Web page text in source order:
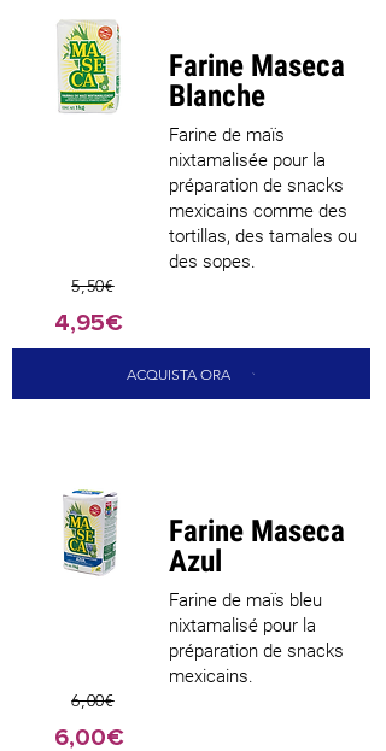
Farine Maseca
Blanche
Farine de maïs
nixtamalisée pour la
préparation de snacks
mexicains comme des
tortillas, des tamales ou
des sopes.
5,50€
4,95€
ACQUISTA ORA
Farine Maseca
Azul
Farine de maïs bleu
nixtamalisé pour la
préparation de snacks
mexicains.
6,00€
6,00€